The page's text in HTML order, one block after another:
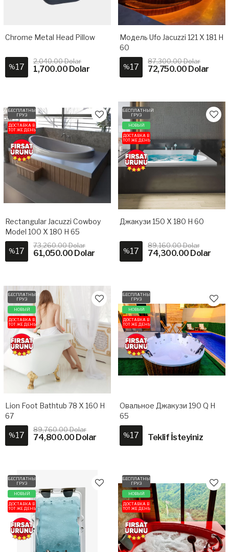
Chrome Metal Head Pillow
%17
2,040.00 Dolar
1,700.00 Dolar
Модель Ufo Jacuzzi 121 X 181 H
60
%17
87,300.00 Dolar
72,750.00 Dolar
БЕСПЛАТНЫЙ
ГРУЗ
ДОСТАВКА В
ТОТ ЖЕ ДЕНЬ
Rectangular Jacuzzi Cowboy
Model 100 X 180 H 65
%17
73,260.00 Dolar
61,050.00 Dolar
БЕСПЛАТНЫЙ
ГРУЗ
НОВЫЙ
ДОСТАВКА В
ТОТ ЖЕ ДЕНЬ
Джакузи​ 150 X 180 H 60
%17
89,160.00 Dolar
74,300.00 Dolar
БЕСПЛАТНЫЙ
ГРУЗ
НОВЫЙ
ДОСТАВКА В
ТОТ ЖЕ ДЕНЬ
Lion Foot Bathtub 78 X 160 H
67
%17
89,760.00 Dolar
74,800.00 Dolar
БЕСПЛАТНЫЙ
ГРУЗ
НОВЫЙ
ДОСТАВКА В
ТОТ ЖЕ ДЕНЬ
Овальное Джакузи 190 Q H
65
%17 Teklif İsteyiniz
БЕСПЛАТНЫЙ
ГРУЗ
НОВЫЙ
ДОСТАВКА В
ТОТ ЖЕ ДЕНЬ
БЕСПЛАТНЫЙ
ГРУЗ
НОВЫЙ
ДОСТАВКА В
ТОТ ЖЕ ДЕНЬ